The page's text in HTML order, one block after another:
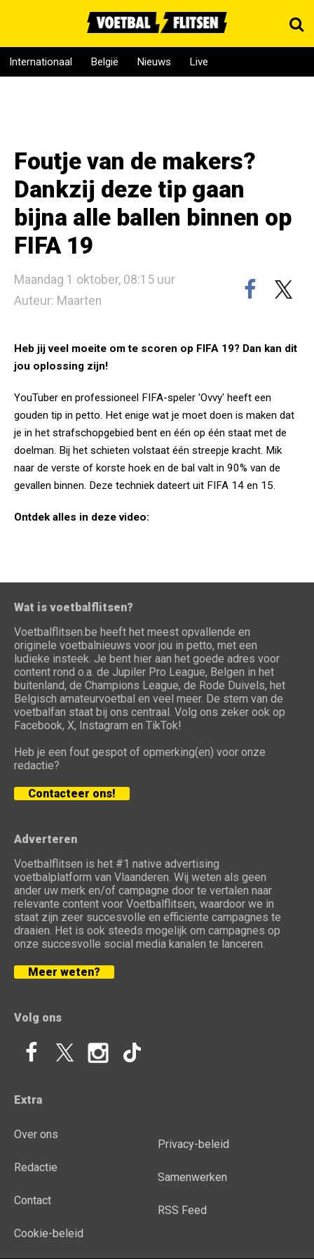
Internationaal België Nieuws Live
Foutje van de makers?
Dankzij deze tip gaan
bijna alle ballen binnen op
FIFA 19
Maandag 1 oktober, 08:15 uur
Auteur: Maarten
Heb jij veel moeite om te scoren op FIFA 19? Dan kan dit
jou oplossing zijn!
YouTuber en professioneel FIFA-speler 'Ovvy' heeft een
gouden tip in petto. Het enige wat je moet doen is maken dat
je in het strafschopgebied bent en één op één staat met de
doelman. Bij het schieten volstaat één streepje kracht. Mik
naar de verste of korste hoek en de bal valt in 90% van de
gevallen binnen. Deze techniek dateert uit FIFA 14 en 15.
Ontdek alles in deze video:
Wat is voetbalflitsen?
Voetbalflitsen.be heeft het meest opvallende en
originele voetbalnieuws voor jou in petto, met een
ludieke insteek. Je bent hier aan het goede adres voor
content rond o.a. de Jupiler Pro League, Belgen in het
buitenland, de Champions League, de Rode Duivels, het
Belgisch amateurvoetbal en veel meer. De stem van de
voetbalfan staat bij ons centraal. Volg ons zeker ook op
Facebook, X, Instagram en TikTok!
Heb je een fout gespot of opmerking(en) voor onze
redactie?
Contacteer ons!
Adverteren
Voetbalflitsen is het #1 native advertising
voetbalplatform van Vlaanderen. Wij weten als geen
ander uw merk en/of campagne door te vertalen naar
relevante content voor Voetbalflitsen, waardoor we in
staat zijn zeer succesvolle en efficiënte campagnes te
draaien. Het is ook steeds mogelijk om campagnes op
onze succesvolle social media kanalen te lanceren.
Meer weten?
Volg ons
Extra
Over ons
Redactie
Contact
Cookie-beleid
Privacy-beleid
Samenwerken
RSS Feed